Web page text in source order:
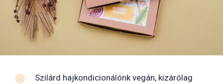
Szilárd hajkondicionálónk vegán, kizárólag